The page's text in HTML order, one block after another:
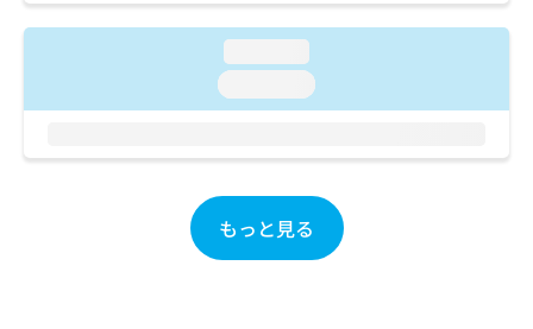
もっと見る
わ
は